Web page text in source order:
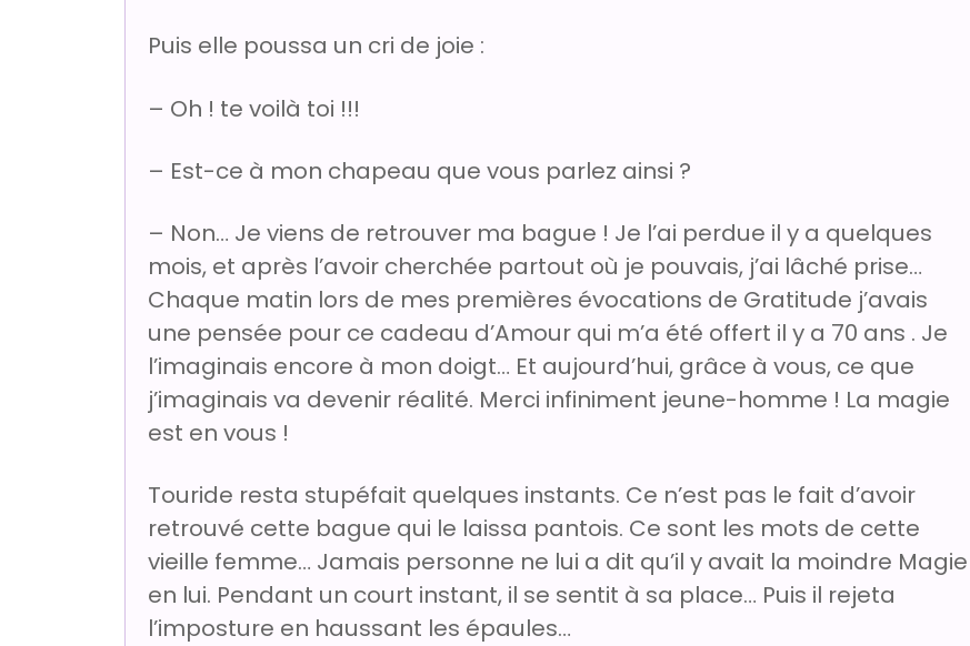
Puis elle poussa un cri de joie :
– Oh ! te voilà toi !!!
– Est-ce à mon chapeau que vous parlez ainsi ?
– Non… Je viens de retrouver ma bague ! Je l’ai perdue il y a quelques
mois, et après l’avoir cherchée partout où je pouvais, j’ai lâché prise…
Chaque matin lors de mes premières évocations de Gratitude j’avais
une pensée pour ce cadeau d’Amour qui m’a été offert il y a 70 ans . Je
l’imaginais encore à mon doigt… Et aujourd’hui, grâce à vous, ce que
j’imaginais va devenir réalité. Merci infiniment jeune-homme ! La magie
est en vous !
Touride resta stupéfait quelques instants. Ce n’est pas le fait d’avoir
retrouvé cette bague qui le laissa pantois. Ce sont les mots de cette
vieille femme… Jamais personne ne lui a dit qu’il y avait la moindre Magie
en lui. Pendant un court instant, il se sentit à sa place… Puis il rejeta
l’imposture en haussant les épaules…